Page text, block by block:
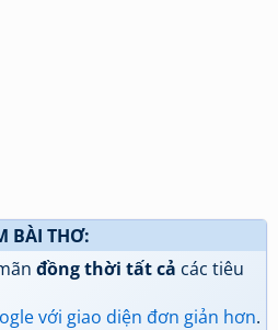
BÀI THƠ:
đồng thời tất cả các tiêu
với giao diện đơn giản hơn.